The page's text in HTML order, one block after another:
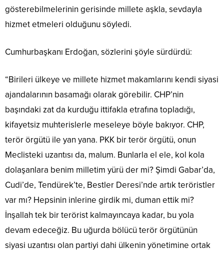
gösterebilmelerinin gerisinde millete aşkla, sevdayla
hizmet etmeleri olduğunu söyledi.
Cumhurbaşkanı Erdoğan, sözlerini şöyle sürdürdü:
“Birileri ülkeye ve millete hizmet makamlarını kendi siyasi
ajandalarının basamağı olarak görebilir. CHP’nin
başındaki zat da kurduğu ittifakla etrafına topladığı,
kifayetsiz muhterislerle meseleye böyle bakıyor. CHP,
terör örgütü ile yan yana. PKK bir terör örgütü, onun
Meclisteki uzantısı da, malum. Bunlarla el ele, kol kola
dolaşanlara benim milletim yürü der mi? Şimdi Gabar’da,
Cudi’de, Tendürek’te, Bestler Deresi’nde artık teröristler
var mı? Hepsinin inlerine girdik mi, duman ettik mi?
İnşallah tek bir terörist kalmayıncaya kadar, bu yola
devam edeceğiz. Bu uğurda bölücü terör örgütünün
siyasi uzantısı olan partiyi dahi ülkenin yönetimine ortak